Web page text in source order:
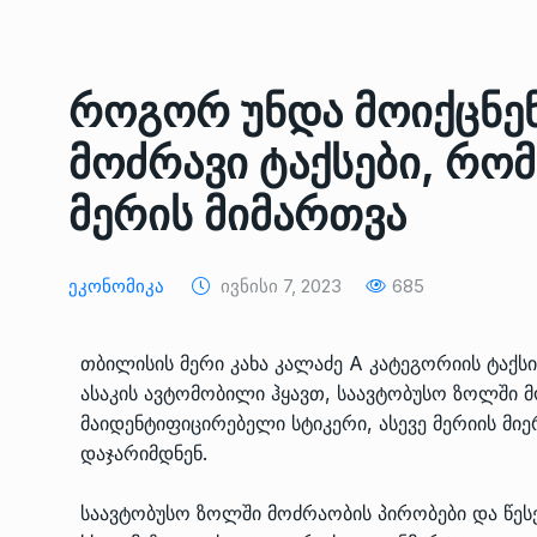
როგორ უნდა
მოძრავი ტაქსები,
მერის მიმართვა
Ეკონომიკა Ივნისი 7, 2023 685
თბილისის მერი კახა კალაძე A კატეგორიის
ასაკის ავტომობილი ჰყავთ, საავტობუსო
მაიდენტიფიცირებელი სტიკერი, ასევე მერიის
დაჯარიმდნენ.
საავტობუსო ზოლში მოძრაობის პირობები და
8
საქართველოს
გენერალურმა
დერეფნის…
ᲔᲙᲝᲜᲝᲛᲘᲙᲐ 11/05/2022
9
სახელობის ოპერისა და
10
თბილისის ზაქარია
სახელობის ოპერისა